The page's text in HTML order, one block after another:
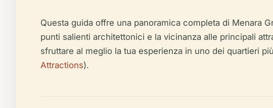
Questa guida offre una panoramica completa di Menara
punti salienti architettonici e la vicinanza alle principali
sfruttare al meglio la tua esperienza in uno dei quartieri
Attractions).